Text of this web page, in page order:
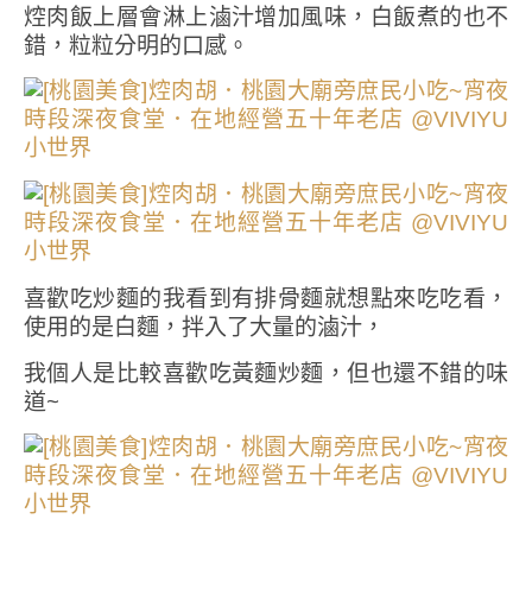
焢肉飯上層會淋上滷汁增加風味，白飯煮的也不
錯，粒粒分明的口感。
喜歡吃炒麵的我看到有排骨麵就想點來吃吃看，
使用的是白麵，拌入了大量的滷汁，
我個人是比較喜歡吃黃麵炒麵，但也還不錯的味
道~